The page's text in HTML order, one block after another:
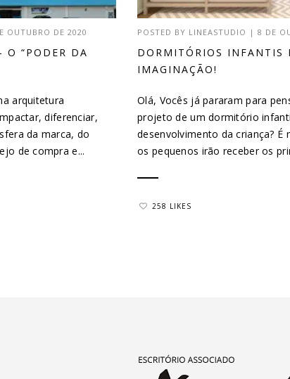
OUTUBRO DE 2020
O “PODER DA
arquitetura
diferenciar,
da marca, do
de compra e...
POSTED BY LINEASTUDIO |8 DE
DORMITÓRIOS INFANTIS
IMAGINAÇÃO!
Olá, Vocês já pararam para
projeto de um dormitório
desenvolvimento da criança? É
os pequenos irão receber os
258 LIKES